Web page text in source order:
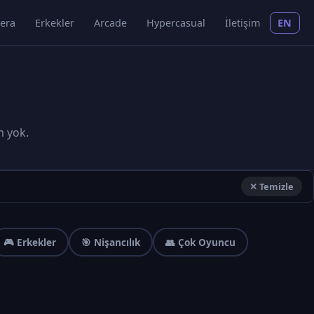
Erkekler Arcade Hypercasual İletişim EN
yok.
✕ Temizle
🎮 Erkekler 🎯 Nişancılık 👥 Çok Oyuncu